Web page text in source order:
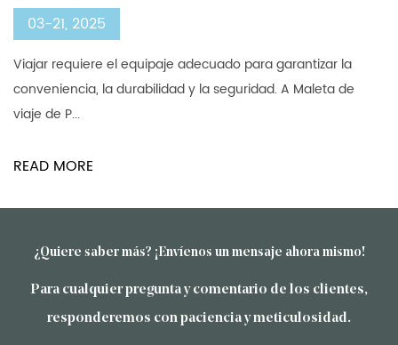
- Peso: Varía según la talla
- Color: Azul-Verde, también se acepta
personalización
- Ruedas: giro de 360 ​​grados
- Mango: Telescópico de Aluminio
Viaje con estilo y confianza con nuestros
negocios, una familia de vacaciones o un
estudiante que regresa a la escuela,
nuestras maletas están diseñadas para
satisfacer sus necesidades y superar sus
03-21, 2025
Viajar requiere el equipaje adecuado para garantizar la
conveniencia, la durabilidad y la seguridad. A Maleta de
viaje de P...
READ MORE
¿Quiere saber más? ¡Envíenos un mensaje ahora mismo!
Para cualquier pregunta y comentario de los clientes,
responderemos con paciencia y meticulosidad.